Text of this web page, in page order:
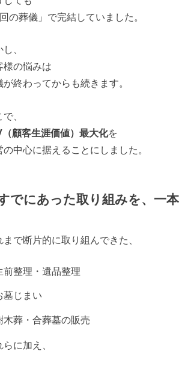
回の葬儀」で完結していました。
、
様の悩みは
が終わってからも続きます。
、
（顧客生涯価値）最大化を
の中心に据えることにしました。
でにあった取り組みを、一
まで断片的に取り組んできた、
前整理・遺品整理
墓じまい
木葬・合葬墓の販売
らに加え、